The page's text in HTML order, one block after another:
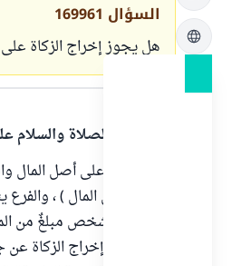
السؤال 169961
هل يجوز إخراج الزكاة على
الحمد لله والصلاة
تجب الزكاة على أصل المال
الأصل ( رأس المال ) ، والفرع
كما لو كان لشخص مبلغٌ من
رأس المال وإخراج الزكاة